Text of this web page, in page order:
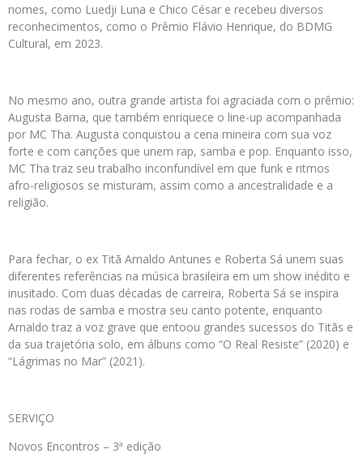
nomes, como Luedji Luna e Chico César e recebeu diversos
reconhecimentos, como o Prêmio Flávio Henrique, do BDMG
Cultural, em 2023.
No mesmo ano, outra grande artista foi agraciada com o prêmio:
Augusta Barna, que também enriquece o line-up acompanhada
por MC Tha. Augusta conquistou a cena mineira com sua voz
forte e com canções que unem rap, samba e pop. Enquanto isso,
MC Tha traz seu trabalho inconfundível em que funk e ritmos
afro-religiosos se misturam, assim como a ancestralidade e a
religião.
Para fechar, o ex Titã Arnaldo Antunes e Roberta Sá unem suas
diferentes referências na música brasileira em um show inédito e
inusitado. Com duas décadas de carreira, Roberta Sá se inspira
nas rodas de samba e mostra seu canto potente, enquanto
Arnaldo traz a voz grave que entoou grandes sucessos do Titãs e
da sua trajetória solo, em álbuns como “O Real Resiste” (2020) e
“Lágrimas no Mar” (2021).
SERVIÇO
Novos Encontros – 3ª edição